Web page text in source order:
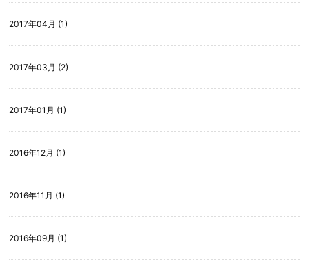
2017年04月 (1)
2017年03月 (2)
2017年01月 (1)
2016年12月 (1)
2016年11月 (1)
2016年09月 (1)